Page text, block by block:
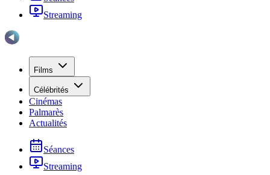
Streaming
Films
Célébrités
Cinémas
Palmarès
Actualités
Séances
Streaming